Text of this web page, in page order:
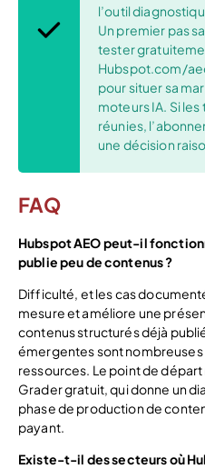
l’outil
Un premier pas
tester
Hubspot.com/
pour situer sa
moteurs IA. Si
réunies,
une décision
FAQ
Hubspot AEO peut-il
publie peu de contenus ?
Difficulté, et les cas
mesure et améliore une
contenus structurés déjà
émergentes sont
ressources. Le point de
Grader gratuit, qui donne un
phase de production de
payant.
Existe-t-il des secteurs où